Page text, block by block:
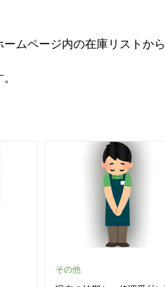
ムページ内の在庫リストか
その他